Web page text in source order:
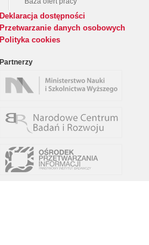
Deklaracja dostępności
Przetwarzanie danych osobowych
Polityka cookies
Partnerzy